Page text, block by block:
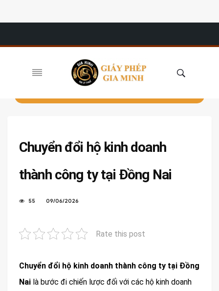
Chuyển đổi hộ kinh doanh
thành công ty tại Đồng Nai
55 09/06/2026
Rate this post
Chuyển đổi hộ kinh doanh thành công ty tại Đồng
Nai là bước đi chiến lược đối với các hộ kinh doanh